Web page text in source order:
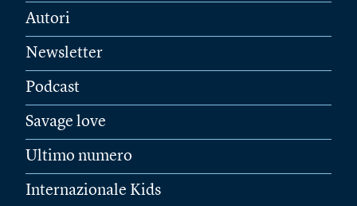
Autori
Newsletter
Podcast
Savage love
Ultimo numero
Internazionale Kids